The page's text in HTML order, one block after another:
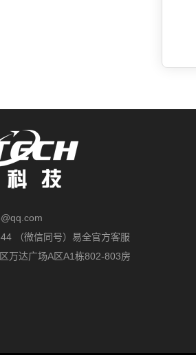
（微信同号）易全官方客服
万达广场A区A1栋802-803房